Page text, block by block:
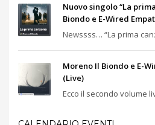
Nuovo singolo “La
Biondo e E-Wired
Newssss… “La prima
Moreno Il Biondo e E-
(Live)
Ecco il secondo volume